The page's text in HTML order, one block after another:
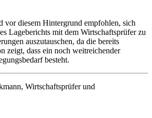
vor diesem Hintergrund empfohlen, sich
Lageberichts mit dem Wirtschaftsprüfer zu
auszutauschen, da die bereits
zeigt, dass ein noch weitreichender
besteht.